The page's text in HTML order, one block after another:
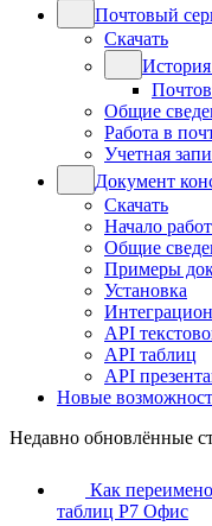
Почтовый
Скачать
Общие
Работа в
Учетная
Документ
Скачать
Начало
Общие
Примеры
Установка
API
API таблиц
API
Новые
Недавно обновлённые
Как
таблиц Р7 Офис